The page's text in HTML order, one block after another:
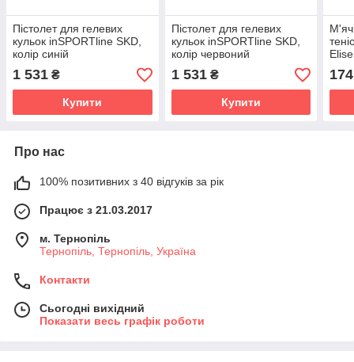
Пістолет для гелевих
кульок inSPORTline SKD,
колір синій
1 531 ₴
Купити
Пістолет для гелевих
кульок inSPORTline SKD,
колір червоний
1 531₴
Купити
174
Про нас
100% позитивних з 40 відгуків за рік
Працює з 21.03.2017
м. Тернопіль
Тернопіль, Тернопіль, Україна
Контакти
Сьогодні вихідний
Показати весь графік роботи